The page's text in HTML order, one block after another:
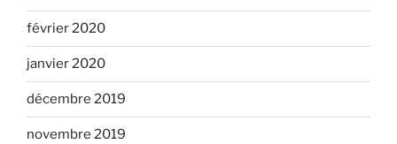
février 2020
janvier 2020
décembre 2019
novembre 2019